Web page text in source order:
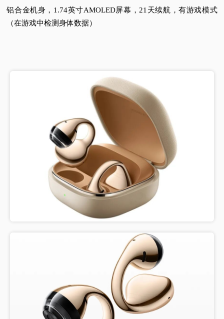
铝合金机身，1.74英寸AMOLED屏幕，21天续航，有游戏模式
（在游戏中检测身体数据）